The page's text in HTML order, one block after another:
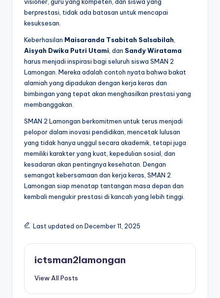
berprestasi, tidak ada batasan untuk mencapai
kesuksesan.
Keberhasilan Maisaranda Tsabitah Salsabilah
Aisyah Dwika Putri Utami , dan Sandy Wiratama
harus menjadi inspirasi bagi seluruh siswa SMAN 2
Lamongan. Mereka adalah contoh nyata bahwa bakat
alamiah yang dipadukan dengan kerja keras dan
bimbingan yang tepat akan menghasilkan prestasi yang
membanggakan.
SMAN 2 Lamongan berkomitmen untuk terus menjadi
pelopor dalam inovasi pendidikan, mencetak lulusan
yang tidak hanya unggul secara akademik, tetapi juga
memiliki karakter yang kuat, kepedulian sosial, dan
kesadaran akan pentingnya kesehatan. Dengan
semangat kebersamaan dan kerja keras, SMAN 2
Lamongan siap menatap tantangan masa depan dan
kembali mengukir prestasi di kancah yang lebih tinggi.
Last updated on December 11, 2025
ictsman2lamongan
View All Posts